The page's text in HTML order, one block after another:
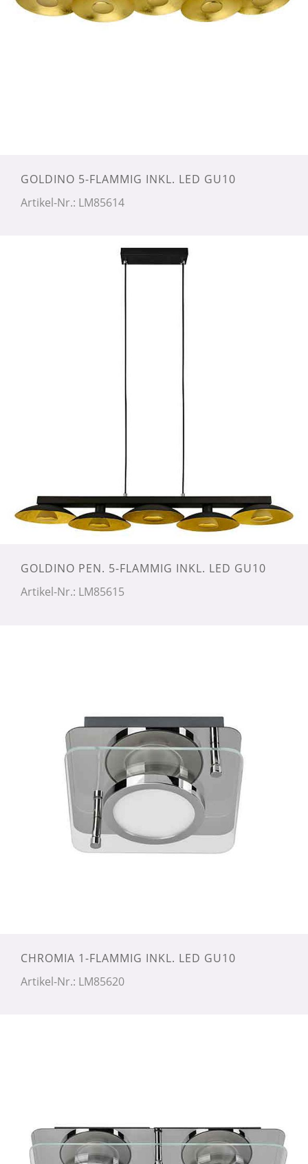
GOLDINO 5-FLAMMIG INKL. LED GU10
Artikel-Nr.: LM85614
GOLDINO PEN. 5-FLAMMIG INKL. LED GU10
Artikel-Nr.: LM85615
CHROMIA 1-FLAMMIG INKL. LED GU10
Artikel-Nr.: LM85620